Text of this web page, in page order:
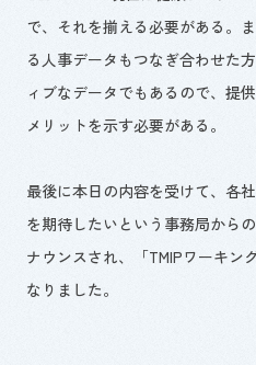
で、それを揃える必要がある。
る人事データもつなぎ合わせた
ィブなデータでもあるので、提
メリットを示す必要がある。
最後に本日の内容を受けて、各
を期待したいという事務局から
ナウンスされ、「TMIPワーキン
なりました。